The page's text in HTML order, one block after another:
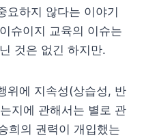
요하지 않다는 이야기
슈이지 교육의 이슈는
것은 없긴 하지만.
위에 지속성(상습성, 반
지에 관해서는 별로 관
희의 권력이 개입했는